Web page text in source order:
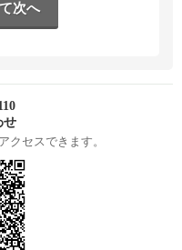
せ
クセスできます。